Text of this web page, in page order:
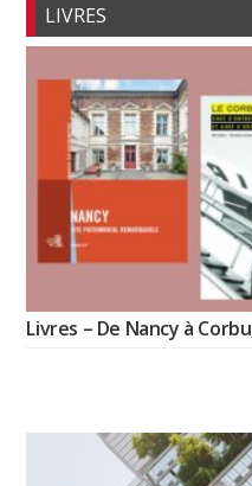
LIVRES
Livres – De Nancy à